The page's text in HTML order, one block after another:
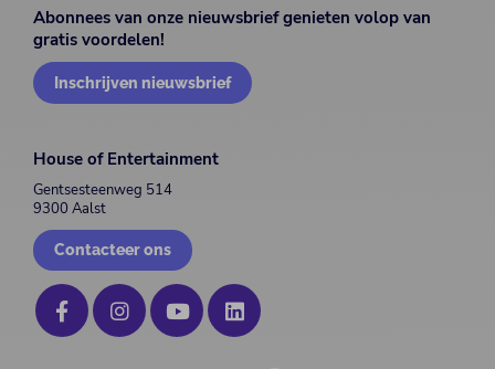
Abonnees van onze nieuwsbrief genieten volop van
gratis voordelen!
Inschrijven nieuwsbrief
House of Entertainment
Gentsesteenweg 514
9300 Aalst
Contacteer ons